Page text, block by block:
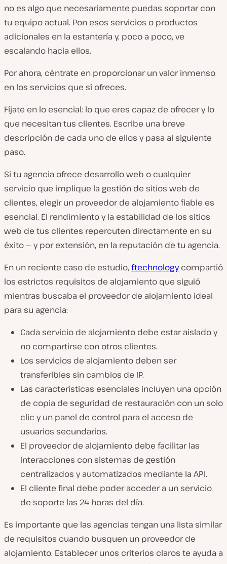
no es algo que necesariamente puedas soportar con
tu equipo actual. Pon esos servicios o productos
adicionales en la estantería y, poco a poco, ve
escalando hacia ellos.
Por ahora, céntrate en proporcionar un valor inmenso
en los servicios que sí ofreces.
Fíjate en lo esencial: lo que eres capaz de ofrecer y lo
que necesitan tus clientes. Escribe una breve
descripción de cada uno de ellos y pasa al siguiente
paso.
Si tu agencia ofrece desarrollo web o cualquier
servicio que implique la gestión de sitios web de
clientes, elegir un proveedor de alojamiento fiable es
esencial. El rendimiento y la estabilidad de los sitios
web de tus clientes repercuten directamente en su
éxito — y por extensión, en la reputación de tu agencia.
En un reciente caso de estudio, f.technologycompartió
los estrictos requisitos de alojamiento que siguió
mientras buscaba el proveedor de alojamiento ideal
para su agencia:
Cada servicio de alojamiento debe estar aislado y
no compartirse con otros clientes.
Los servicios de alojamiento deben ser
transferibles sin cambios de IP.
Las características esenciales incluyen una opción
de copia de seguridad de restauración con un solo
clic y un panel de control para el acceso de
usuarios secundarios.
El proveedor de alojamiento debe facilitar las
interacciones con sistemas de gestión
centralizados y automatizados mediante la API.
El cliente final debe poder acceder a un servicio
de soporte las 24 horas del día.
Es importante que las agencias tengan una lista similar
de requisitos cuando busquen un proveedor de
alojamiento. Establecer unos criterios claros te ayuda a